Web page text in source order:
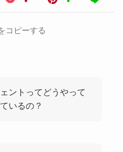
コピーする
ントってどうやって
いるの？